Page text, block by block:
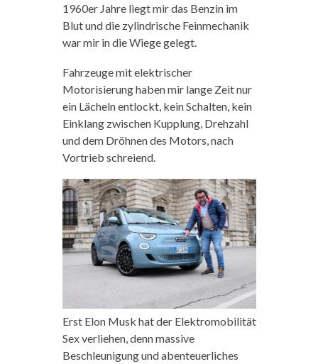
1960er Jahre liegt mir das Benzin im
Blut und die zylindrische Feinmechanik
war mir in die Wiege gelegt.
Fahrzeuge mit elektrischer
Motorisierung haben mir lange Zeit nur
ein Lächeln entlockt, kein Schalten, kein
Einklang zwischen Kupplung, Drehzahl
und dem Dröhnen des Motors, nach
Vortrieb schreiend.
Erst Elon Musk hat der Elektromobilität
Sex verliehen, denn massive
Beschleunigung und abenteuerliches